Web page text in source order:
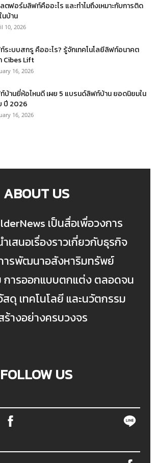
ตฟอร์มลิฟท์คืออะไร และทำไมถึงเหมาะกับการติด
นบ้าน
10, 2026
ระบบสกรู คืออะไร? รู้จักเทคโนโลยีลิฟท์อนาคต
Cibes Lift
16, 2026
บ้านยี่ห้อไหนดี เผย 5 แบรนด์ลิฟท์บ้าน ยอดนิยมใน
ปี 2026
16, 2026
ABOUT US
เป็นสื่อเพื่อวงการ
เสนอเรื่องราวเกี่ยวกับธุรกิจ
ารพัฒนาอสังหาริมทรัพย์
การออกแบบตกแต่ง ตลอดจน
สดุ เทคโนโลยี และนวัตกรรม
ร้างอย่างครบวงจร
FOLLOW US